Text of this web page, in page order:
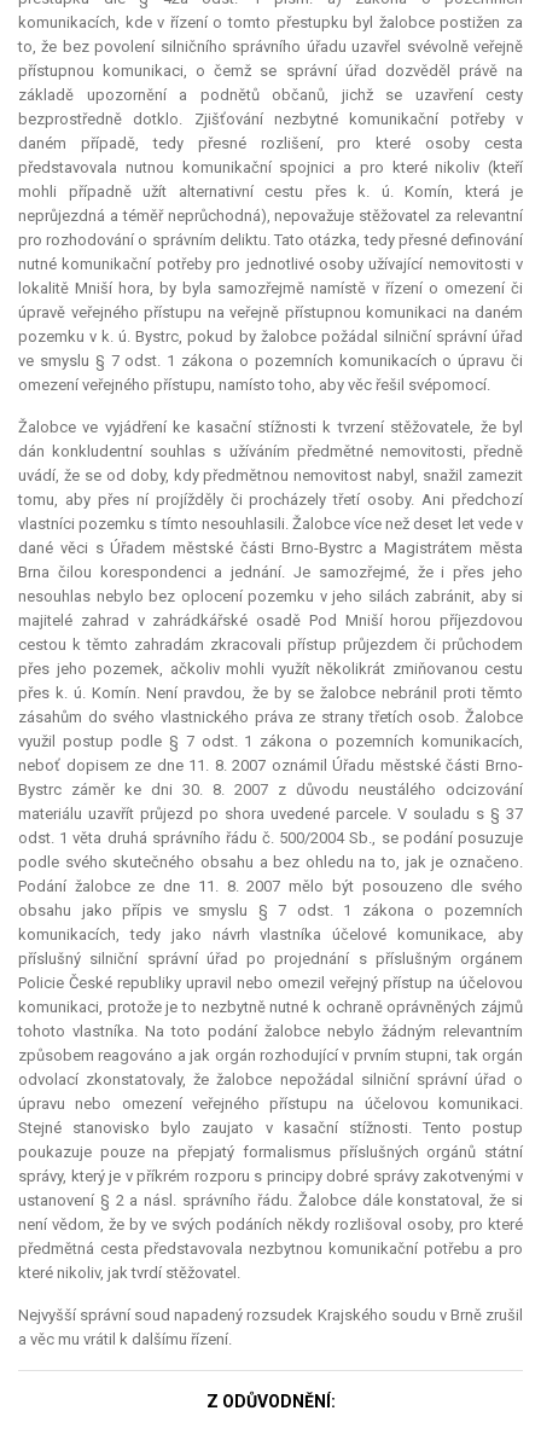
komunikacích, kde v řízení o tomto přestupku byl žalobce postižen za
to, že bez povolení silničního správního úřadu uzavřel svévolně veřejně
přístupnou komunikaci, o čemž se správní úřad dozvěděl právě na
základě upozornění a podnětů občanů, jichž se uzavření cesty
bezprostředně dotklo. Zjišťování nezbytné komunikační potřeby v
daném případě, tedy přesné rozlišení, pro které osoby cesta
představovala nutnou komunikační spojnici a pro které nikoliv (kteří
mohli případně užít alternativní cestu přes k. ú. Komín, která je
neprůjezdná a téměř neprůchodná), nepovažuje stěžovatel za relevantní
pro rozhodování o správním deliktu. Tato otázka, tedy přesné definování
nutné komunikační potřeby pro jednotlivé osoby užívající nemovitosti v
lokalitě Mniší hora, by byla samozřejmě namístě v řízení o omezení či
úpravě veřejného přístupu na veřejně přístupnou komunikaci na daném
pozemku v k. ú. Bystrc, pokud by žalobce požádal silniční správní úřad
ve smyslu § 7 odst. 1 zákona o pozemních komunikacích o úpravu či
omezení veřejného přístupu, namísto toho, aby věc řešil svépomocí.
Žalobce ve vyjádření ke kasační stížnosti k tvrzení stěžovatele, že byl
dán konkludentní souhlas s užíváním předmětné nemovitosti, předně
uvádí, že se od doby, kdy předmětnou nemovitost nabyl, snažil zamezit
tomu, aby přes ní projížděly či procházely třetí osoby. Ani předchozí
vlastníci pozemku s tímto nesouhlasili. Žalobce více než deset let vede v
dané věci s Úřadem městské části Brno-Bystrc a Magistrátem města
Brna čilou korespondenci a jednání. Je samozřejmé, že i přes jeho
nesouhlas nebylo bez oplocení pozemku v jeho silách zabránit, aby si
majitelé zahrad v zahrádkářské osadě Pod Mniší horou příjezdovou
cestou k těmto zahradám zkracovali přístup průjezdem či průchodem
přes jeho pozemek, ačkoliv mohli využít několikrát zmiňovanou cestu
přes k. ú. Komín. Není pravdou, že by se žalobce nebránil proti těmto
zásahům do svého vlastnického práva ze strany třetích osob. Žalobce
využil postup podle § 7 odst. 1 zákona o pozemních komunikacích,
neboť dopisem ze dne 11. 8. 2007 oznámil Úřadu městské části Brno-
Bystrc záměr ke dni 30. 8. 2007 z důvodu neustálého odcizování
materiálu uzavřít průjezd po shora uvedené parcele. V souladu s § 37
odst. 1 věta druhá správního řádu č. 500/2004 Sb., se podání posuzuje
podle svého skutečného obsahu a bez ohledu na to, jak je označeno.
Podání žalobce ze dne 11. 8. 2007 mělo být posouzeno dle svého
obsahu jako přípis ve smyslu § 7 odst. 1 zákona o pozemních
komunikacích, tedy jako návrh vlastníka účelové komunikace, aby
příslušný silniční správní úřad po projednání s příslušným orgánem
Policie České republiky upravil nebo omezil veřejný přístup na účelovou
komunikaci, protože je to nezbytně nutné k ochraně oprávněných zájmů
tohoto vlastníka. Na toto podání žalobce nebylo žádným relevantním
způsobem reagováno a jak orgán rozhodující v prvním stupni, tak orgán
odvolací zkonstatovaly, že žalobce nepožádal silniční správní úřad o
úpravu nebo omezení veřejného přístupu na účelovou komunikaci.
Stejné stanovisko bylo zaujato v kasační stížnosti. Tento postup
poukazuje pouze na přepjatý formalismus příslušných orgánů státní
správy, který je v příkrém rozporu s principy dobré správy zakotvenými v
ustanovení § 2 a násl. správního řádu. Žalobce dále konstatoval, že si
není vědom, že by ve svých podáních někdy rozlišoval osoby, pro které
předmětná cesta představovala nezbytnou komunikační potřebu a pro
které nikoliv, jak tvrdí stěžovatel.
Nejvyšší správní soud napadený rozsudek Krajského soudu v Brně zrušil
a věc mu vrátil k dalšímu řízení.
Z ODŮVODNĚNÍ: